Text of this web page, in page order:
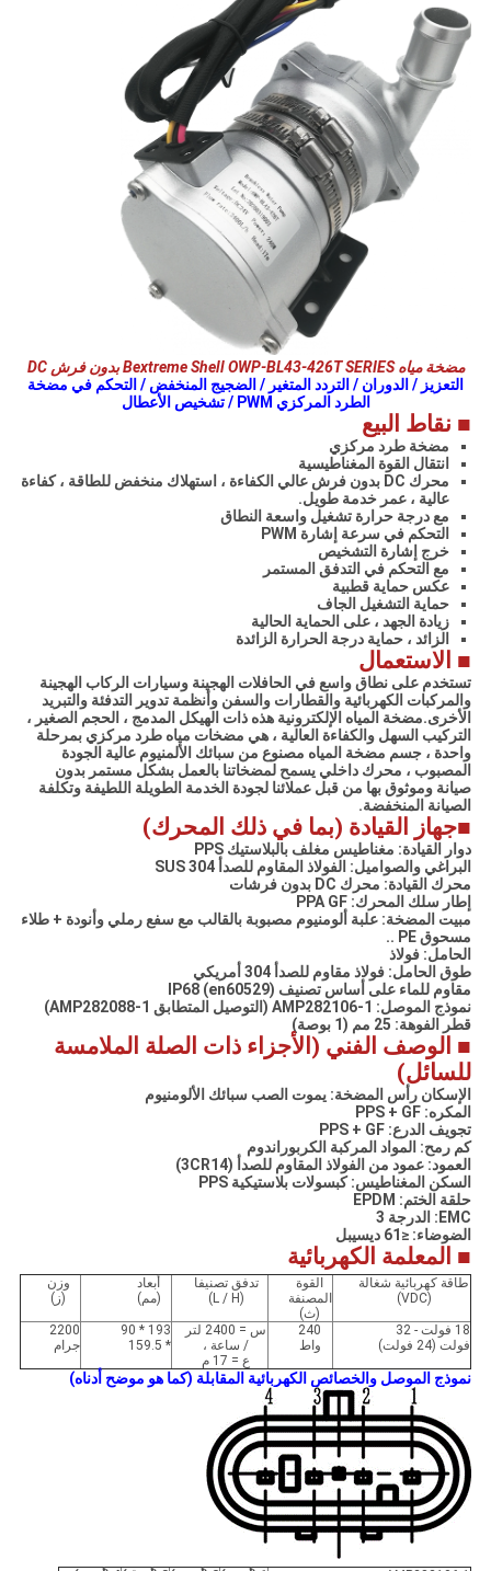
مضخة مياه Bextreme Shell OWP-BL43-426T SERIES بدون فرش DC
التعزيز / الدوران / التردد المتغير / الضجيج المنخفض / التحكم في مضخة
الطرد المركزي PWM / تشخيص الأعطال
■ نقاط البيع
مضخة طرد مركزي
انتقال القوة المغناطيسية
محرك DC بدون فرش عالي الكفاءة ، استهلاك منخفض للطاقة ، كفاءة
عالية ، عمر خدمة طويل.
مع درجة حرارة تشغيل واسعة النطاق
التحكم في سرعة إشارة PWM
خرج إشارة التشخيص
مع التحكم في التدفق المستمر
عكس حماية قطبية
حماية التشغيل الجاف
زيادة الجهد ، على الحماية الحالية
الزائد ، حماية درجة الحرارة الزائدة
■ الاستعمال
تستخدم على نطاق واسع في الحافلات الهجينة وسيارات الركاب الهجينة
والمركبات الكهربائية والقطارات والسفن وأنظمة تدوير التدفئة والتبريد
الأخرى.مضخة المياه الإلكترونية هذه ذات الهيكل المدمج ، الحجم الصغير ،
التركيب السهل والكفاءة العالية ، هي مضخات مياه طرد مركزي بمرحلة
واحدة ، جسم مضخة المياه مصنوع من سبائك الألمنيوم عالية الجودة
المصبوب ، محرك داخلي يسمح لمضخاتنا بالعمل بشكل مستمر بدون
صيانة وموثوق بها من قبل عملائنا لجودة الخدمة الطويلة اللطيفة وتكلفة
الصيانة المنخفضة.
■جهاز القيادة (بما في ذلك المحرك)
دوار القيادة: مغناطيس مغلف بالبلاستيك PPS
البراغي والصواميل: الفولاذ المقاوم للصدأ SUS 304
محرك القيادة: محرك DC بدون فرشات
إطار سلك المحرك: PPA GF
مبيت المضخة: علبة ألومنيوم مصبوبة بالقالب مع سفع رملي وأنودة + طلاء
مسحوق PE ..
الحامل: فولاذ
طوق الحامل: فولاذ مقاوم للصدأ 304 أمريكي
مقاوم للماء على أساس تصنيف IP68 (en60529)
نموذج الموصل: AMP282106-1 (التوصيل المتطابق AMP282088-1)
قطر الفوهة: 25 مم (1 بوصة)
■ الوصف الفني (الأجزاء ذات الصلة الملامسة
للسائل)
الإسكان رأس المضخة: يموت الصب سبائك الألومنيوم
المكره: PPS + GF
تجويف الدرع: PPS + GF
كم رمح: المواد المركبة الكربوراندوم
العمود: عمود من الفولاذ المقاوم للصدأ (3CR14)
السكن المغناطيس: كبسولات بلاستيكية PPS
حلقة الختم: EPDM
EMC: الدرجة 3
الضوضاء: ≤61 ديسيبل
■ المعلمة الكهربائية
طاقة كهربائية شغالة
(VDC)
القوة
المصنفة
(ث)
تدفق تصنيفا
(L / H)
أبعاد
(مم)
وزن
(ز)
18 فولت - 32
فولت (24 فولت)
240
واط
س = 2400 لتر
/ ساعة ،
ع = 17 م
193 * 90
* 159.5
2200
جرام
نموذج الموصل والخصائص الكهربائية المقابلة (كما هو موضح أدناه)